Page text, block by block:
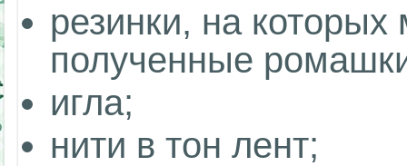
резинки, на
полученные
игла;
нити в тон лент;